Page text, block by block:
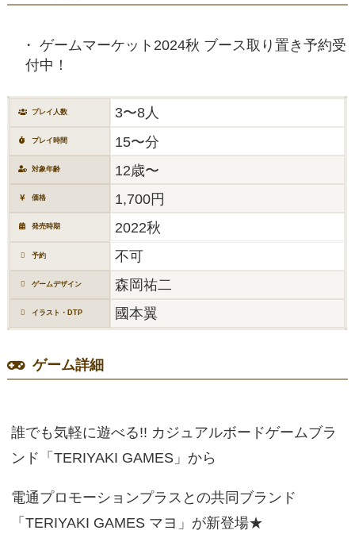
ゲームマーケット2024秋 ブース取り置き予約受
付中！
プレイ人数 3〜8人
プレイ時間 15〜分
対象年齢 12歳〜
価格 1,700円
発売時期 2022秋
予約 不可
ゲームデザイン 森岡祐二
イラスト・DTP 國本翼
ゲーム詳細
誰でも気軽に遊べる!! カジュアルボードゲームブラ
ンド「TERIYAKI GAMES」から
電通プロモーションプラスとの共同ブランド
「TERIYAKI GAMES マヨ」が新登場★